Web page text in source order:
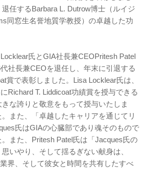
任するBarbara L. Dutrow博士（ルイジ
同窓生名誉地質学教授）の卓越した功
氏とGIA社長兼CEOPritesh Patel
社長兼CEOを退任し、年末に引退する
賞で表彰しました。Lisa Locklear氏は、
Richard T. Liddicoat功績賞を授与できる
な誇りと敬意をもって授与いたしま
また、「卓越したキャリアを通じてリ
氏はGIAの心臓部であり魂そのもので
また、Pritesh Patel氏は「Jacques氏の
いやり、そして揺るぎない献身は、
界、そして彼女と時間を共有したすべ